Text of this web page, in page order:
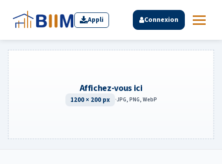
Appli Connexion
Affichez-vous ici
1200 × 200 px ·JPG, PNG, WebP